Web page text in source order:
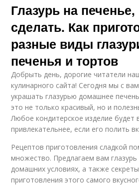
Глазурь на печенье,
сделать. Как
разные виды
печенья и тортов
Добрыть день, дорогие читатели
кулинарного сайта! Сегодня мы с
украшать глазурью домашнее
это не только красивый, но и
Любое кондитерское изделие будет
привлекательнее, если его полить
Рецептов приготовления сладкой
множество. Предлагаем вам глазурь
домашних условиях, а также
приготовления этого самого